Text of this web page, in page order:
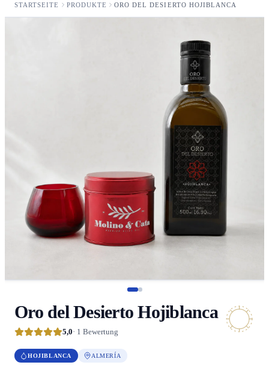
STARTSEITE PRODUKTE ORO DEL DESIERTO HOJIBLANCA
Oro del Desierto Hojiblanca
5,0· 1 Bewertung
HOJIBLANCA ALMERÍA